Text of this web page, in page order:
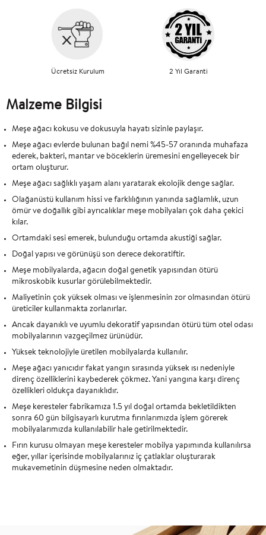
Ücretsiz Kurulum 2 Yıl Garanti
Malzeme Bilgisi
Meşe ağacı kokusu ve dokusuyla hayatı sizinle paylaşır.
Meşe ağacı evlerde bulunan bağıl nemi %45-57 oranında muhafaza
ederek, bakteri, mantar ve böceklerin üremesini engelleyecek bir
ortam oluşturur.
Meşe ağacı sağlıklı yaşam alanı yaratarak ekolojik denge sağlar.
Olağanüstü kullanım hissi ve farklılığının yanında sağlamlık, uzun
ömür ve doğallık gibi ayrıcalıklar meşe mobilyaları çok daha çekici
kılar.
Ortamdaki sesi emerek, bulunduğu ortamda akustiği sağlar.
Doğal yapısı ve görünüşü son derece dekoratiftir.
Meşe mobilyalarda, ağacın doğal genetik yapısından ötürü
mikroskobik kusurlar görülebilmektedir.
Maliyetinin çok yüksek olması ve işlenmesinin zor olmasından ötürü
üreticiler kullanmakta zorlanırlar.
Ancak dayanıklı ve uyumlu dekoratif yapısından ötürü tüm otel odası
mobilyalarının vazgeçilmez ürünüdür.
Yüksek teknolojiyle üretilen mobilyalarda kullanılır.
Meşe ağacı yanıcıdır fakat yangın sırasında yüksek ısı nedeniyle
direnç özelliklerini kaybederek çökmez. Yani yangına karşı direnç
özellikleri oldukça dayanıklıdır.
Meşe keresteler fabrikamıza 1.5 yıl doğal ortamda bekletildikten
sonra 60 gün bilgisayarlı kurutma fırınlarımızda işlem görerek
mobilyalarımızda kullanılabilir hale getirilmektedir.
Fırın kurusu olmayan meşe keresteler mobilya yapımında kullanılırsa
eğer, yıllar içerisinde mobilyalarınız iç çatlaklar oluşturarak
mukavemetinin düşmesine neden olmaktadır.